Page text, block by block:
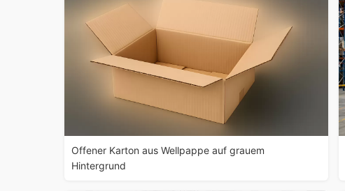
Offener Karton aus Wellpappe auf grauem
Hintergrund